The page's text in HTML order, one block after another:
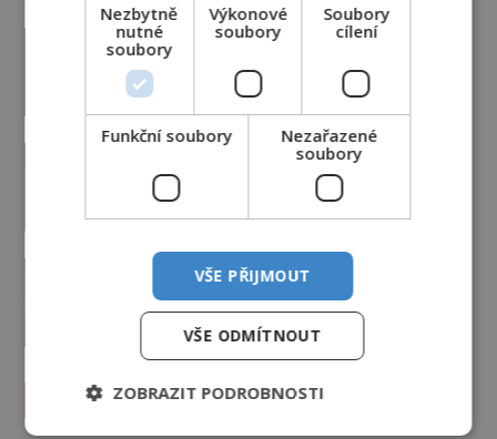
Co zachycují tajemné snímky
Podivné události roku 2023: Jsou
Američané v obležení UFO?
PREMIUM 27.7.2026 3.5TIS
Nad australským městem
„tančila“ záhadná světla
PREMIUM 4.7.2026 3.4TIS
Záhady historie
Nezbytně
nutné
soubory
Výkonové
soubory
Soubory
cílení
Funkční soubory
Nezařazené
soubory
VŠE PŘIJMOUT
VŠE ODMÍTNOUT
ZOBRAZIT PODROBNOSTI